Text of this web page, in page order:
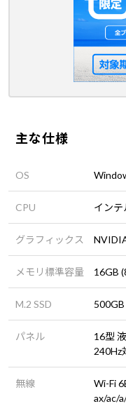
主な仕様
OS
CPU イン
グラフィックス
メモリ標準容量 16GB
M.2 SSD
パネル
16型
240Hz
無線
Wi-Fi
ax/ac/